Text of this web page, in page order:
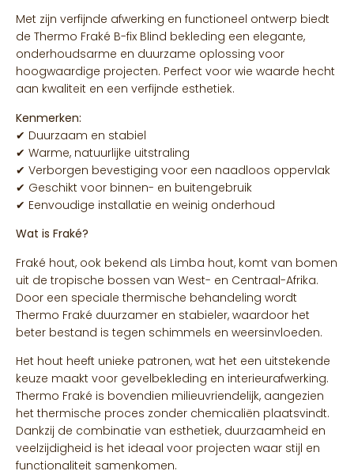
Met zijn verfijnde afwerking en functioneel ontwerp biedt
de Thermo Fraké B-fix Blind bekleding een elegante,
onderhoudsarme en duurzame oplossing voor
hoogwaardige projecten. Perfect voor wie waarde hecht
aan kwaliteit en een verfijnde esthetiek.
Kenmerken:
✔ Duurzaam en stabiel
✔ Warme, natuurlijke uitstraling
✔ Verborgen bevestiging voor een naadloos oppervlak
✔ Geschikt voor binnen- en buitengebruik
✔ Eenvoudige installatie en weinig onderhoud
Wat is Fraké?
Fraké hout, ook bekend als Limba hout, komt van bomen
uit de tropische bossen van West- en Centraal-Afrika.
Door een speciale thermische behandeling wordt
Thermo Fraké duurzamer en stabieler, waardoor het
beter bestand is tegen schimmels en weersinvloeden.
Het hout heeft unieke patronen, wat het een uitstekende
keuze maakt voor gevelbekleding en interieurafwerking.
Thermo Fraké is bovendien milieuvriendelijk, aangezien
het thermische proces zonder chemicaliën plaatsvindt.
Dankzij de combinatie van esthetiek, duurzaamheid en
veelzijdigheid is het ideaal voor projecten waar stijl en
functionaliteit samenkomen.